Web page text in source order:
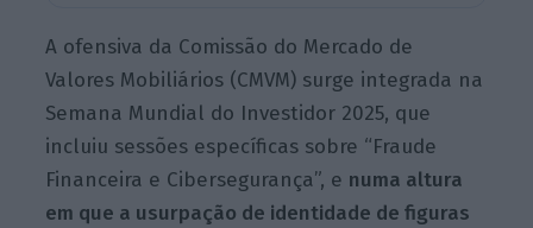
A ofensiva da Comissão do Mercado de
Valores Mobiliários (CMVM) surge integrada na
Semana Mundial do Investidor 2025, que
incluiu sessões específicas sobre “Fraude
Financeira e Cibersegurança”, e numa altura
em que a usurpação de identidade de figuras